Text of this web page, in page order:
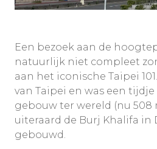
Een bezoek aan de
natuurlijk niet compleet
aan het iconische Taipei
van Taipei en was een
gebouw ter wereld (nu 508
uiteraard de Burj Khalifa in
gebouwd.